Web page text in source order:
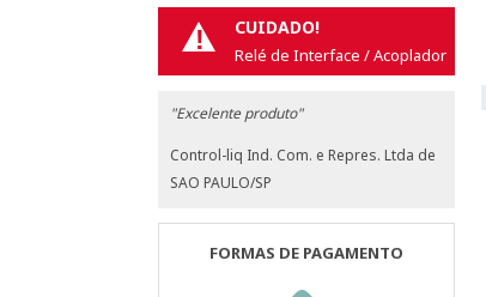
! CUIDADO!
Relé de Interface / Acoplador
"Excelente produto"
Control-liq Ind. Com. e Repres. Ltda de
SAO PAULO/SP
FORMAS DE PAGAMENTO